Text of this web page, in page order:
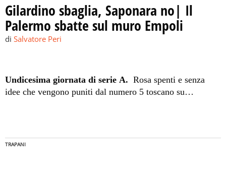
Gilardino sbaglia, Saponara no| Il
Palermo sbatte sul muro Empoli
di Salvatore Peri
Undicesima giornata di serie A. Rosa spenti e senza
idee che vengono puniti dal numero 5 toscano su
TRAPANI